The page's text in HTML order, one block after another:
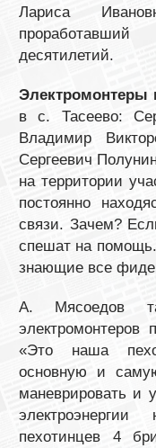
Лариса
десятилетий.
Электромонтеры
в с. Тасеево:
Владимир
Сергеевич
на территории
постоянно
связи. Зачем?
спешат на помощь.
знающие все
А. Мясоедов
электромонтеров
«Это наша
основную и
маневрировать и
пехотинцев 4